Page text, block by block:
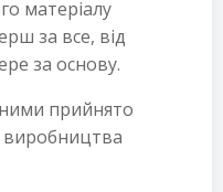
матеріалу
за все, від
за основу.
прийнято
виробництва